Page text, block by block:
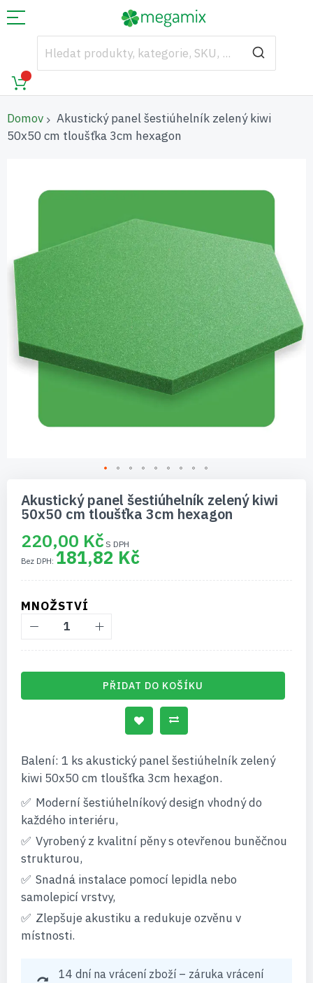
Domov
Akustický panel šestiúhelník zelený kiwi
50x50 cm tloušťka 3cm hexagon
začátek
galerie
obrázky
Akustický panel šestiúhelník zelený kiwi
50x50 cm tloušťka 3cm hexagon
220,00 Kč
181,82 Kč
MNOŽSTVÍ
PŘIDAT DO KOŠÍKU
Balení: 1 ks akustický panel šestiúhelník zelený
kiwi 50x50 cm tloušťka 3cm hexagon.
Moderní šestiúhelníkový design vhodný do
každého interiéru,
Vyrobený z kvalitní pěny s otevřenou buněčnou
strukturou,
Snadná instalace pomocí lepidla nebo
samolepicí vrstvy,
Zlepšuje akustiku a redukuje ozvěnu v
místnosti.
14 dní na vrácení zboží – záruka vrácení